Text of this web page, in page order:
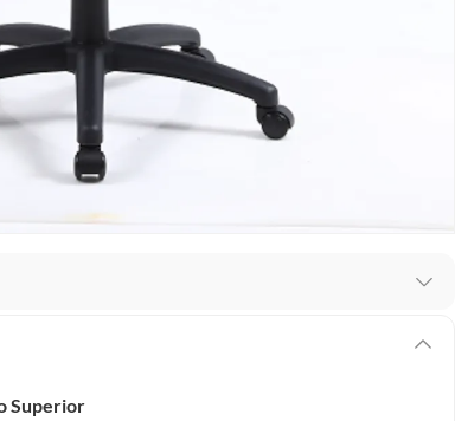
intactos y sin uso, tal como te lo entregamos. Ten
Superior